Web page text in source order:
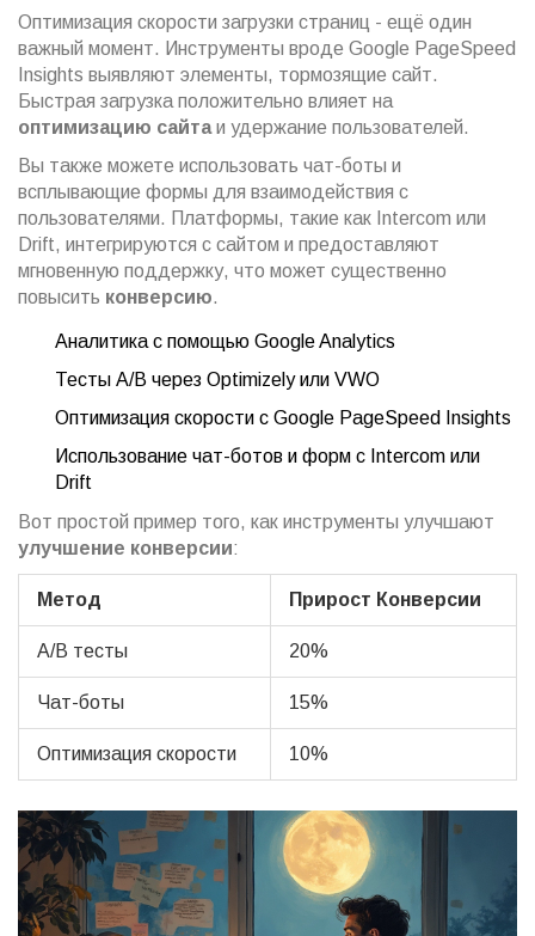
Оптимизация скорости загрузки страниц - ещё один
важный момент. Инструменты вроде Google PageSpeed
Insights выявляют элементы, тормозящие сайт.
Быстрая загрузка положительно влияет на
оптимизацию сайтаи удержание пользователей.
Вы также можете использовать чат-боты и
всплывающие формы для взаимодействия с
пользователями. Платформы, такие как Intercom или
Drift, интегрируются с сайтом и предоставляют
мгновенную поддержку, что может существенно
повысить конверсию.
Аналитика с помощью Google Analytics
Тесты A/B через Optimizely или VWO
Оптимизация скорости с Google PageSpeed Insights
Использование чат-ботов и форм с Intercom или
Drift
Вот простой пример того, как инструменты улучшают
улучшение конверсии:
Метод Прирост Конверсии
A/B тесты 20%
Чат-боты 15%
Оптимизация скорости 10%